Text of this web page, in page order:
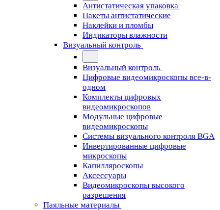
Антистатическая упаковка
Пакеты антистатические
Наклейки и пломбы
Индикаторы влажности
Визуальный контроль
Визуальный контроль
Цифровые видеомикроскопы все-в-
одном
Комплекты цифровых
видеомикроскопов
Модульные цифровые
видеомикроскопы
Cистемы визуального контроля BGA
Инвертированные цифровые
микроскопы
Капилляроскопы
Аксессуары
Видеомикроскопы высокого
разрешения
Паяльные материалы